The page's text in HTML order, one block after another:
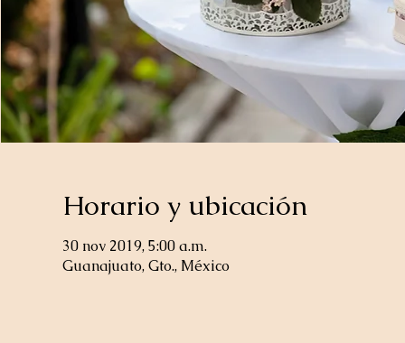
Horario y ubicación
30 nov 2019, 5:00 a.m.
Guanajuato, Gto., México